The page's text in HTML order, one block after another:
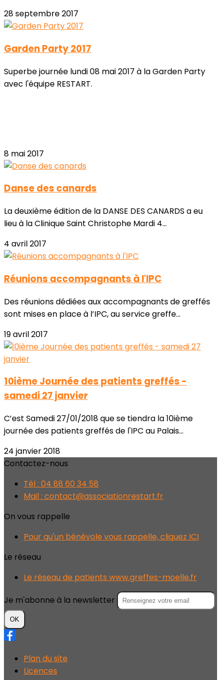
28 septembre 2017
Garden Party 2017
Superbe journée lundi 08 mai 2017 à la Garden Party
avec l'équipe RESTART.
8 mai 2017
Danse des canards
La deuxième édition de la DANSE DES CANARDS a eu
lieu à la Clinique Saint Christophe Mardi 4...
4 avril 2017
Réunions accompagnants à l'IPC
Des réunions dédiées aux accompagnants de greffés
sont mises en place à l’IPC, au service greffe...
19 avril 2017
10ième Journée des patients greffés -
samedi 27 janvier
C’est Samedi 27/01/2018 que se tiendra la 10ième
journée des patients greffés de l'IPC au Palais...
24 janvier 2018
Contactez-nous
Tél : 04 88 60 34 58
Mail : contact@associationrestart.fr
On vous rappelle
Pour qu'un bénévole vous rappelle, cliquez ICI
Le réseau
Le réseau de patients www.greffes-moelle.fr
Je m'abonne à la newsletter
OK
Plan du site
Licences